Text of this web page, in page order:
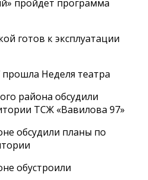
пройдет программа
готов к эксплуатации
Неделя театра
района обсудили
ТСЖ «Вавилова 97»
обсудили планы по
обустроили